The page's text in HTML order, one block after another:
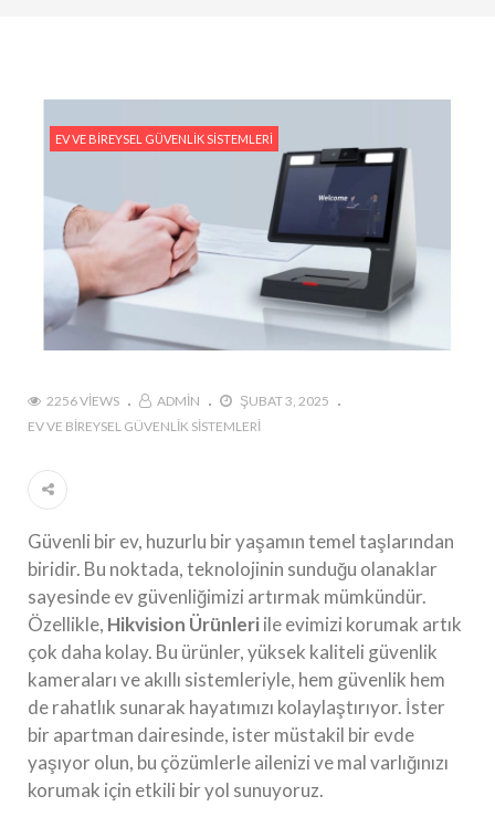
#Hikvision Bulut Tabanlı Güvenlik Sistemlerinin
Avantajları
#Hikvision AI Teknolojileri ile Güvenlikte Yeni
Dönem
#Yapay Zeka Destekli Kamera Sistemlerinin
Avantajları
#Hikvision Akıllı Video İzleme: Özellikler ve
Avantajlar
EV VE BIREYSEL GÜVENLIK SISTEMLERI
2256 VIEWS ADMIN
ŞUBAT 3, 2025
EV VE BIREYSEL GÜVENLIK SISTEMLERI
Güvenli bir ev, huzurlu bir yaşamın temel taşlarından
biridir. Bu noktada, teknolojinin sunduğu olanaklar
sayesinde ev güvenliğimizi artırmak mümkündür.
Özellikle, Hikvision Ürünleriile evimizi korumak artık
çok daha kolay. Bu ürünler, yüksek kaliteli güvenlik
kameraları ve akıllı sistemleriyle, hem güvenlik hem
de rahatlık sunarak hayatımızı kolaylaştırıyor. İster
bir apartman dairesinde, ister müstakil bir evde
yaşıyor olun, bu çözümlerle ailenizi ve mal varlığınızı
korumak için etkili bir yol sunuyoruz.